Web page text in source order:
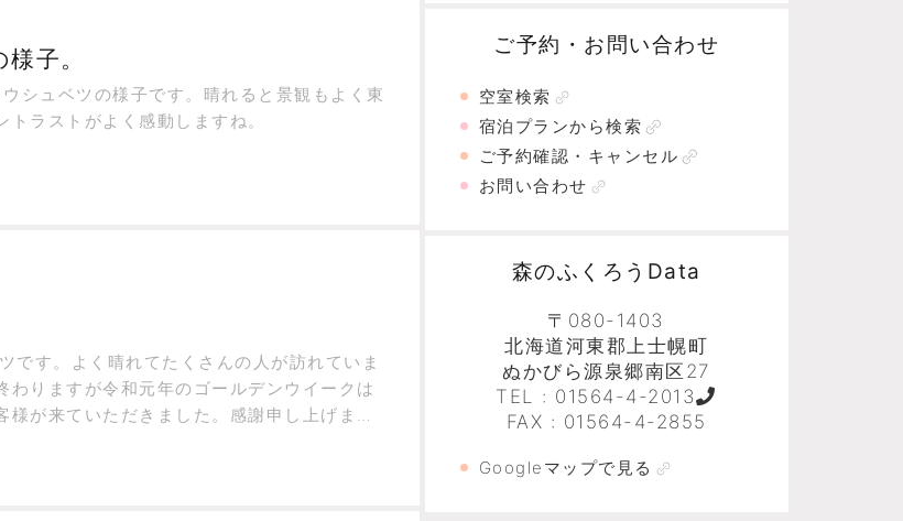
子。
シュベツの様子です。晴れると景観もよく東
トラストがよく感動しますね。
です。よく晴れてたくさんの人が訪れていま
わりますが令和元年のゴールデンウイークは
様が来ていただきました。感謝申し上げま
す。
ご予約・お問い合わせ
空室検索
宿泊プランから検索
ご予約確認・キャンセル
お問い合わせ
森のふくろうData
〒080-1403
北海道河東郡上士幌町
ぬかびら源泉郷南区27
TEL : 01564-4-2013
FAX : 01564-4-2855
Googleマップで見る